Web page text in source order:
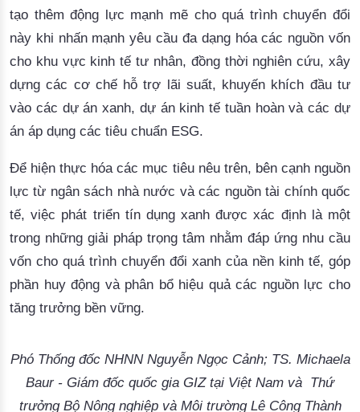
tạo thêm động lực mạnh mẽ cho quá trình chuyển đổi
này khi nhấn mạnh yêu cầu đa dạng hóa các nguồn vốn
cho khu vực kinh tế tư nhân, đồng thời nghiên cứu, xây
dựng các cơ chế hỗ trợ lãi suất, khuyến khích đầu tư
vào các dự án xanh, dự án kinh tế tuần hoàn và các dự
án áp dụng các tiêu chuẩn ESG.
Để hiện thực hóa các mục tiêu nêu trên, bên cạnh nguồn
lực từ ngân sách nhà nước và các nguồn tài chính quốc
tế, việc phát triển tín dụng xanh được xác định là một
trong những giải pháp trọng tâm nhằm đáp ứng nhu cầu
vốn cho quá trình chuyển đổi xanh của nền kinh tế, góp
phần huy động và phân bổ hiệu quả các nguồn lực cho
tăng trưởng bền vững.
Phó Thống đốc NHNN Nguyễn Ngọc Cảnh; TS. Michaela
Baur - Giám đốc quốc gia GIZ tại Việt Nam và Thứ
trưởng Bộ Nông nghiệp và Môi trường Lê Công Thành